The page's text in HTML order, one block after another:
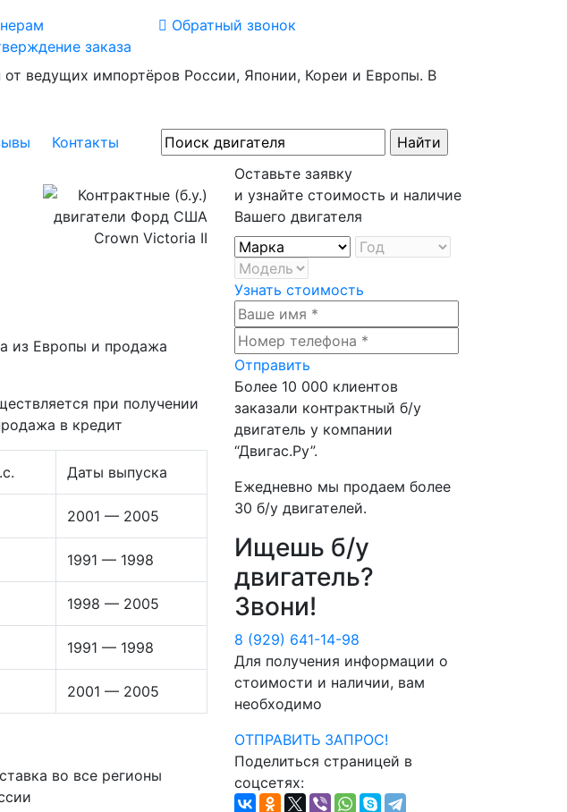
заказа
Обратный звонок
от ведущих импортёров России, Японии, Кореи и Европы. В
Контакты
из Европы и продажа
при получении
в кредит
Даты выпуска
2001 — 2005
1991 — 1998
1998 — 2005
1991 — 1998
2001 — 2005
во все регионы
Оставьте заявку
и узнайте стоимость и наличие
Вашего двигателя
Узнать стоимость
Отправить
Более 10 000 клиентов
заказали контрактный б/у
двигатель у компании
“Двигас.Ру”.
Ежедневно мы продаем более
30 б/у двигателей.
Ищешь б/у
двигатель?
Звони!
8 (929) 641-14-98
Для получения информации о
стоимости и наличии, вам
необходимо
ОТПРАВИТЬ ЗАПРОС!
Поделиться страницей в
соцсетях: